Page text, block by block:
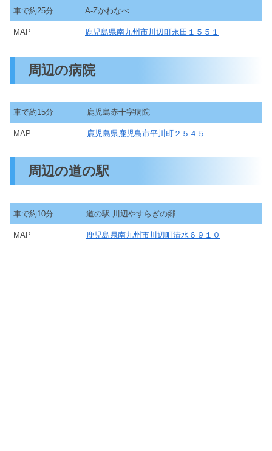
車で約25分 A-Zかわなべ
MAP 鹿児島県南九州市川辺町永田１５５１
周辺の病院
車で約15分 鹿児島赤十字病院
MAP 鹿児島県鹿児島市平川町２５４５
周辺の道の駅
車で約10分 道の駅 川辺やすらぎの郷
MAP 鹿児島県南九州市川辺町清水６９１０